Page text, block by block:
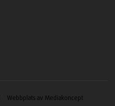
Webbplats av Mediakoncept